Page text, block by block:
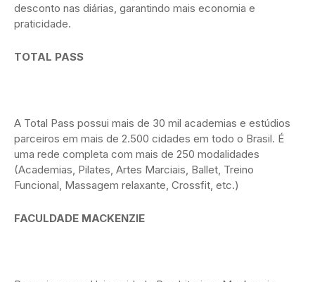
desconto nas diárias, garantindo mais economia e
praticidade.
TOTAL PASS
A Total Pass possui mais de 30 mil academias e estúdios
parceiros em mais de 2.500 cidades em todo o Brasil. É
uma rede completa com mais de 250 modalidades
(Academias, Pilates, Artes Marciais, Ballet, Treino
Funcional, Massagem relaxante, Crossfit, etc.)
FACULDADE MACKENZIE